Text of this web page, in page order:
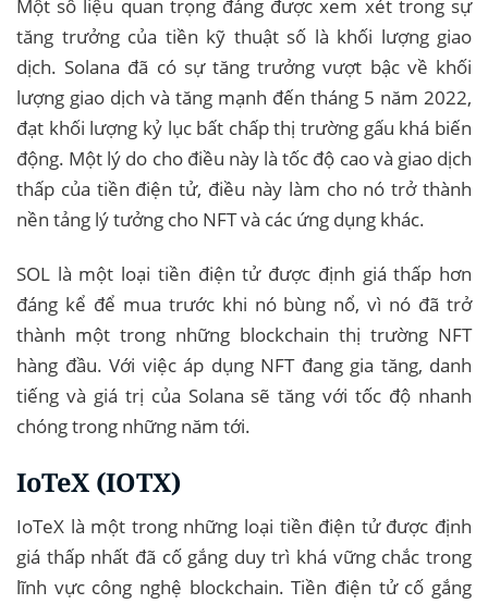
Một số liệu quan trọng đáng được xem xét trong sự
tăng trưởng của tiền kỹ thuật số là khối lượng giao
dịch. Solana đã có sự tăng trưởng vượt bậc về khối
lượng giao dịch và tăng mạnh đến tháng 5 năm 2022,
đạt khối lượng kỷ lục bất chấp thị trường gấu khá biến
động. Một lý do cho điều này là tốc độ cao và giao dịch
thấp của tiền điện tử, điều này làm cho nó trở thành
nền tảng lý tưởng cho NFT và các ứng dụng khác.
SOL là một loại tiền điện tử được định giá thấp hơn
đáng kể để mua trước khi nó bùng nổ, vì nó đã trở
thành một trong những blockchain thị trường NFT
hàng đầu. Với việc áp dụng NFT đang gia tăng, danh
tiếng và giá trị của Solana sẽ tăng với tốc độ nhanh
chóng trong những năm tới.
IoTeX (IOTX)
IoTeX là một trong những loại tiền điện tử được định
giá thấp nhất đã cố gắng duy trì khá vững chắc trong
lĩnh vực công nghệ blockchain. Tiền điện tử cố gắng